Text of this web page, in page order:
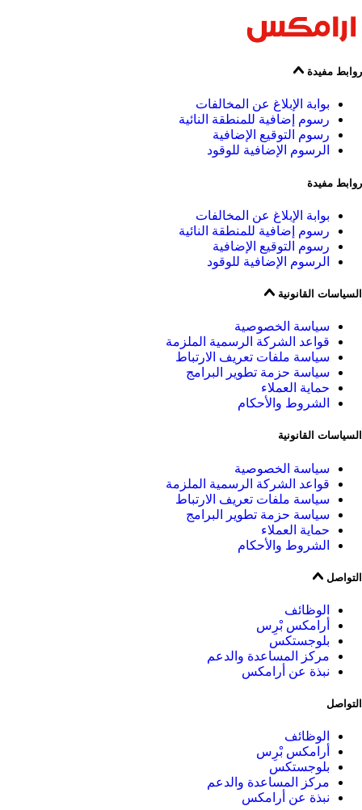
روابط مفيدة
بوابة الإبلاغ عن المخالفات
رسوم إضافية للمنطقة النائية
رسوم التوقيع الإضافية
الرسوم الإضافية للوقود
روابط مفيدة
بوابة الإبلاغ عن المخالفات
رسوم إضافية للمنطقة النائية
رسوم التوقيع الإضافية
الرسوم الإضافية للوقود
السياسات القانونية
سياسة الخصوصية
قواعد الشركة الرسمية الملزمة
سياسة ملفات تعريف الارتباط
سياسة حزمة تطوير البرامج
حماية العملاء
الشروط والأحكام
السياسات القانونية
سياسة الخصوصية
قواعد الشركة الرسمية الملزمة
سياسة ملفات تعريف الارتباط
سياسة حزمة تطوير البرامج
حماية العملاء
الشروط والأحكام
التواصل
الوظائف
أرامكس بْرِس
بلوجستكس
مركز المساعدة والدعم
نبذة عن أرامكس
التواصل
الوظائف
أرامكس بْرِس
بلوجستكس
مركز المساعدة والدعم
نبذة عن أرامكس